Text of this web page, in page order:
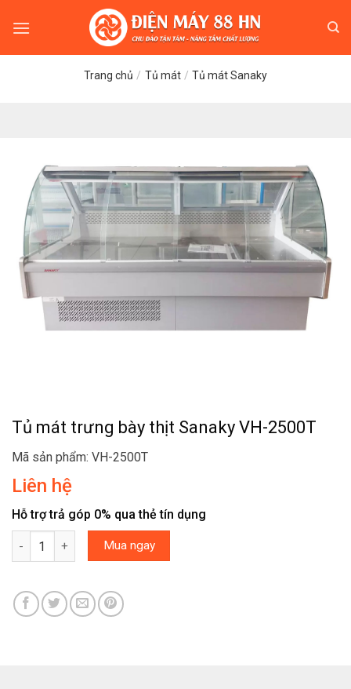
Trang chủ / Tủ mát / Tủ mát Sanaky
Tủ mát trưng bày thịt Sanaky VH-2500T
Mã sản phẩm: VH-2500T
Liên hệ
Hỗ trợ trả góp 0% qua thẻ tín dụng
Tủ mát trưng bày thịt Sanaky VH-2500T số lượng
Mua ngay